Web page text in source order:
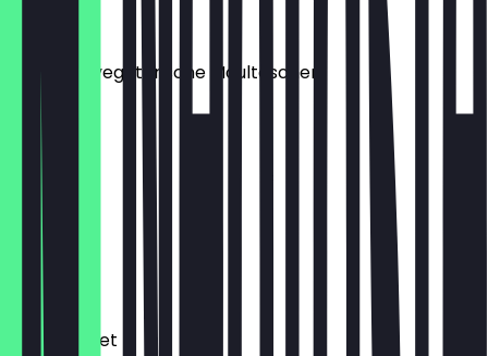
Frittierte, vegetarische Maultaschen
Kimchi Set
5,90 €
Kimchi
4,50 €
Banchan Set